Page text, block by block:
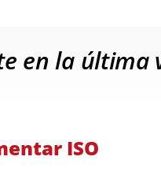
en la última
ISO